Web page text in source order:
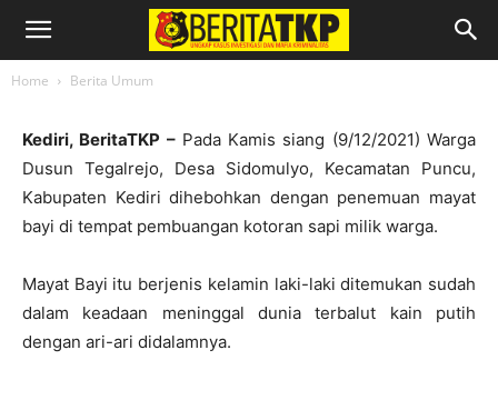
Home Berita Umum
Kotoran Sapi
10/12/2021
Kediri, BeritaTKP –Pada Kamis siang (9/12/2021) Warga
Dusun Tegalrejo, Desa Sidomulyo, Kecamatan Puncu,
Kabupaten Kediri dihebohkan dengan penemuan mayat
bayi di tempat pembuangan kotoran sapi milik warga.
Mayat Bayi itu berjenis kelamin laki-laki ditemukan sudah
dalam keadaan meninggal dunia terbalut kain putih
dengan ari-ari didalamnya.